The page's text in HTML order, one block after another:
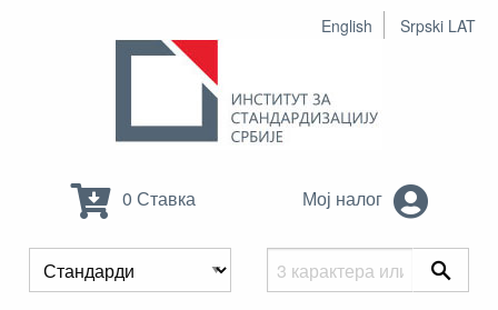
English Srpski LAT
0 Ставка Мој налог